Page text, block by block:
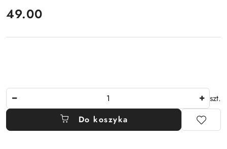
cena:
49.00
szt.
Do koszyka